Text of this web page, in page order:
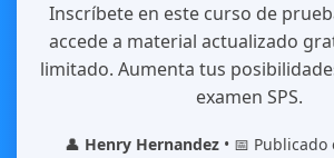
Inscríbete en este curso de
accede a material actualizado
limitado. Aumenta tus
examen SPS.
👤 Henry Hernandez • 📅 Publicado